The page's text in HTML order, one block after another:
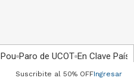
Paro de UCOT En Clave País
Suscribite al 50% OFFIngresar